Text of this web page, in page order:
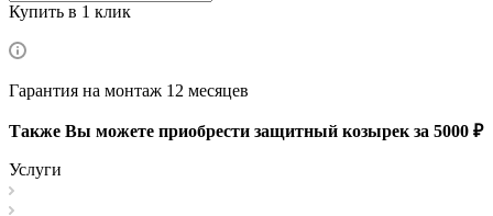
Купить в 1 клик
Гарантия на монтаж 12 месяцев
Также Вы можете приобрести защитный козырек за 5000 ₽
Услуги